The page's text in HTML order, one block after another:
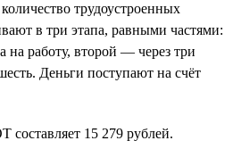
трудоустроенных
в три этапа, равными частями:
на работу, второй — через три
Деньги поступают на счёт
15 279 рублей.